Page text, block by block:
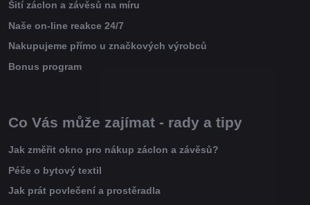
Šití záclon a závěsů na míru
Naše on-line reakce 24/7
Nakupujeme přímo u značkových výrobců
Bonus program
Co Vás může zajímat - rady a tipy
Jak změřit okno pro nákup záclon a závěsů?
Péče o bytový textil
Jak prát povlečení a prostěradla